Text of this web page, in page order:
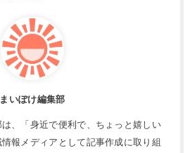
まいぽけ編集部
、「身近で便利で、ちょっと嬉しい
報メディアとして記事作成に取り組